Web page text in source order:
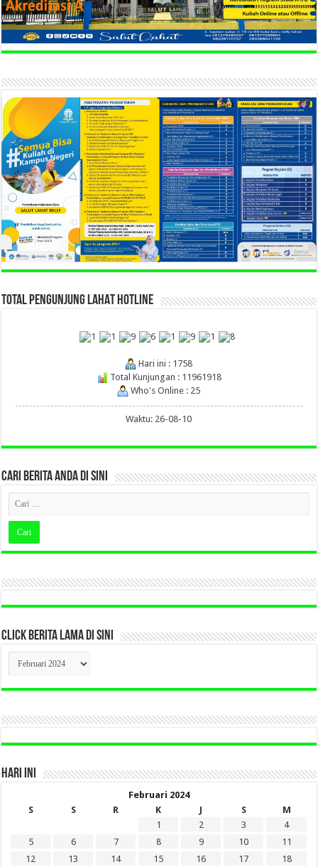
TOTAL PENGUNJUNG LAHAT HOTLINE
Hari ini : 1758
Total Kunjungan : 11961918
Who's Online : 25
Waktu: 26-08-10
CARI BERITA ANDA DI SINI
CLICK BERITA LAMA DI SINI
CLICK
BERITA
LAMA
DI
HARI INI
Februari 2024
S
S R K J S
M
1
2 3
4
5
6 7 8 9 10
11
12
13 14 15 16 17
18